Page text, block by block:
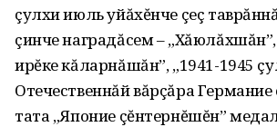
çулхи июль уйăхĕнче çеç
çинче наградăсем –
ирĕке кăларнăшăн”, „1941-1945
Отечественнăй вăрçăра
тата „Японие çĕнтернĕшĕн”